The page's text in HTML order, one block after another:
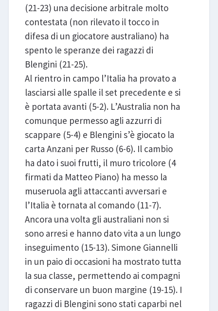
(21-23) una decisione arbitrale molto
contestata (non rilevato il tocco in
difesa di un giocatore australiano) ha
spento le speranze dei ragazzi di
Blengini (21-25).
Al rientro in campo l’Italia ha provato a
lasciarsi alle spalle il set precedente e si
è portata avanti (5-2). L’Australia non ha
comunque permesso agli azzurri di
scappare (5-4) e Blengini s’è giocato la
carta Anzani per Russo (6-6). Il cambio
ha dato i suoi frutti, il muro tricolore (4
firmati da Matteo Piano) ha messo la
museruola agli attaccanti avversari e
l’Italia è tornata al comando (11-7).
Ancora una volta gli australiani non si
sono arresi e hanno dato vita a un lungo
inseguimento (15-13). Simone Giannelli
in un paio di occasioni ha mostrato tutta
la sua classe, permettendo ai compagni
di conservare un buon margine (19-15). I
ragazzi di Blengini sono stati caparbi nel